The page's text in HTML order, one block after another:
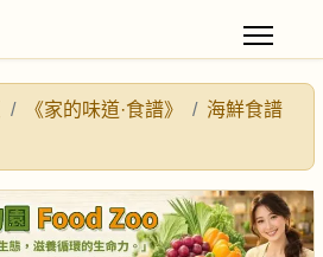
《家的味道·食譜》
海鮮食譜